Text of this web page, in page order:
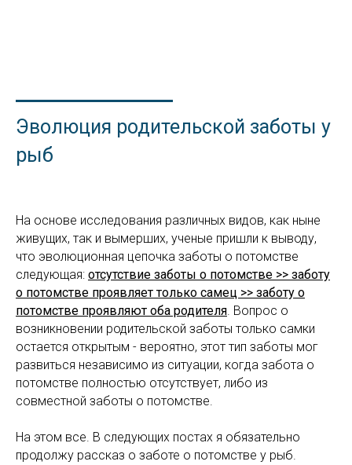
Эволюция родительской заботы у
рыб
На основе исследования различных видов, как ныне
живущих, так и вымерших, ученые пришли к выводу,
что эволюционная цепочка заботы о потомстве
следующая: отсутствие заботы о потомстве >> заботу
о потомстве проявляет только самец >> заботу о
потомстве проявляют оба родителя . Вопрос о
возникновении родительской заботы только самки
остается открытым - вероятно, этот тип заботы мог
развиться независимо из ситуации, когда забота о
потомстве полностью отсутствует, либо из
совместной заботы о потомстве.
На этом все. В следующих постах я обязательно
продолжу рассказ о заботе о потомстве у рыб.